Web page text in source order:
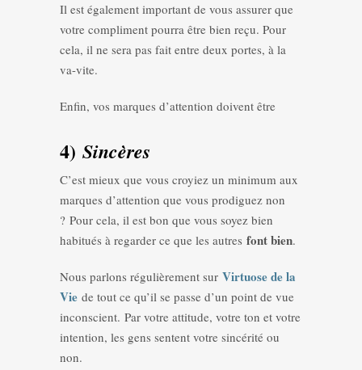
Il est également important de vous assurer que
votre compliment pourra être bien reçu. Pour
cela, il ne sera pas fait entre deux portes, à la
va-vite.
Enfin, vos marques d’attention doivent être
4) Sincères
C’est mieux que vous croyiez un minimum aux
marques d’attention que vous prodiguez non
? Pour cela, il est bon que vous soyez bien
habitués à regarder ce que les autres font bien.
Nous parlons régulièrement sur Virtuose de la
Vie de tout ce qu’il se passe d’un point de vue
inconscient. Par votre attitude, votre ton et votre
intention, les gens sentent votre sincérité ou
non.